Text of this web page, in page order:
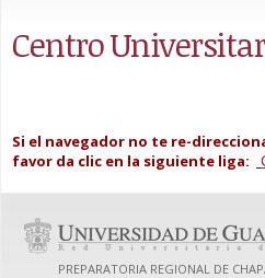
Centro
Si el navegador no te re-
favor da clic en la siguiente liga:
PREPARATORIA REGIONAL DE